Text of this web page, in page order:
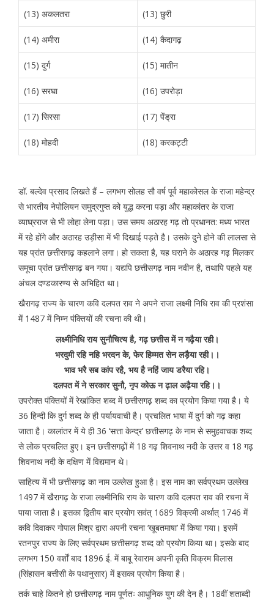
(13) अकलतरा (13) छुरी
(14) अमीरा (14) कैदागढ़
(15) दुर्ग (15) मातीन
(16) सरघा (16) उपरोड़ा
(17) सिरसा (17) पेंड्रा
(18) मोहदी (18) करकट्टी
डॉ. बल्देव प्रसाद लिखते हैं – लगभग सोलह सौ वर्ष पूर्व महाकोसल के राजा महेन्द्र
से भारतीय नेपोलियन समुद्रगुप्त को युद्ध करना पड़ा और महाकांतर के राजा
व्याघ्रराज से भी लोहा लेना पड़ा। उस समय अठारह गढ़ तो प्रधानत: मध्य भारत
में रहे होंगे और अठारह उड़ीसा में भी दिखाई पड़ते है। उसके दुने होने की लालसा से
यह प्रांत छत्तीसगढ़ कहलाने लगा। हो सकता है, यह घराने के अठारह गढ़ मिलकर
समूचा प्रांत छत्तीसगढ़ बन गया। यद्यपि छत्तीसगढ़ नाम नवीन है, तथापि पहले यह
अंचल दण्डकारण्य से अभिहित था।
खैरागढ़ राज्य के चारण कवि दलपत राव ने अपने राजा लक्ष्मी निधि राव की प्रशंसा
में 1487 में निम्न पंक्तियों की रचना की थी।
लक्ष्मीनिधि राय सुनौचित्य है, गढ़ छत्तीस में न गढ़ैया रही।
भरदुमी रहि नहि भरदन के, फेर हिम्मत सेन लड़ैया रही।।
भाव भरै सब कांप रहै, भय है नहिं जाय डरैया रहि।
दलपत में ने सरकार सुनौ, नृप कोऊ न ढ़ाल अढ़ैया रहि।।
उपरोक्त पंक्तियों में रेखांकित शब्द में छत्तीसगढ़ शब्द का प्रयोग किया गया है। ये
36 हिन्दी कि दुर्ग शब्द के ही पर्यायवाची है। प्रचलित भाषा में दुर्ग को गढ़ कहा
जाता है। कालांतर में ये ही 36 ‘सत्ता केन्द्र’ छत्तीसगढ़ के नाम से समुहवाचक शब्द
से लोक प्रचलित हुए। इन छत्तीसगढ़ों में 18 गढ़ शिवनाथ नदी के उत्तर व 18 गढ़
शिवनाथ नदी के दक्षिण में विद्यमान थे।
साहित्य में भी छत्तीसगढ़ का नाम उल्लेख हुआ है। इस नाम का सर्वप्रथम उल्लेख
1497 में खैरागढ़ के राजा लक्ष्मीनिधि राय के चारण कवि दलपत राव की रचना में
पाया जाता है। इसका द्वितीय बार प्रयोग सवंत् 1689 विक्रमी अर्थात् 1746 में
कवि दिवाकर गोपाल मिश्र द्वारा अपनी रचना ‘खूबतमाषा’ में किया गया। इसमें
रतनपुर राज्य के लिए सर्वप्रथम छत्तीसगढ़ शब्द को प्रयोग किया था। इसके बाद
लगभग 150 वर्शों बाद 1896 ई. में बाबू रेवाराम अपनी कृति विक्रम विलास
(सिंहासन बत्तीसी के पथानुसार) में इसका प्रयोग किया है।
तर्क चाहे कितने हो छत्तीसगढ़ नाम पूर्णतः आधुनिक युग की देन है। 18वीं शताब्दी